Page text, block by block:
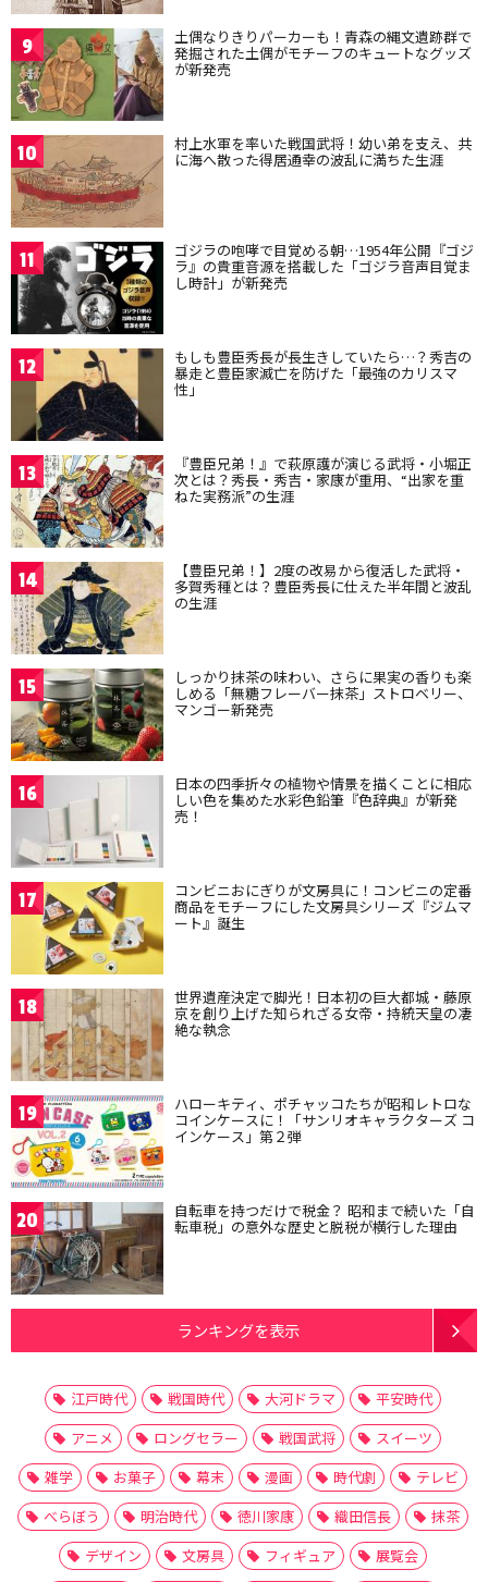
9 土偶なりきりパーカーも！青森の縄文遺跡群で
発掘された土偶がモチーフのキュートなグッズ
が新発売
10 村上水軍を率いた戦国武将！幼い弟を支え、共
に海へ散った得居通幸の波乱に満ちた生涯
11 ゴジラの咆哮で目覚める朝…1954年公開『ゴジ
ラ』の貴重音源を搭載した「ゴジラ音声目覚ま
し時計」が新発売
12 もしも豊臣秀長が長生きしていたら…？秀吉の
暴走と豊臣家滅亡を防げた「最強のカリスマ
性」
13 『豊臣兄弟！』で萩原護が演じる武将・小堀正
次とは？秀長・秀吉・家康が重用、“出家を重
ねた実務派”の生涯
14 【豊臣兄弟！】2度の改易から復活した武将・
多賀秀種とは？豊臣秀長に仕えた半年間と波乱
の生涯
15 しっかり抹茶の味わい、さらに果実の香りも楽
しめる「無糖フレーバー抹茶」ストロベリー、
マンゴー新発売
16 日本の四季折々の植物や情景を描くことに相応
しい色を集めた水彩色鉛筆『色辞典』が新発
売！
17 コンビニおにぎりが文房具に！コンビニの定番
商品をモチーフにした文房具シリーズ『ジムマ
ート』誕生
18 世界遺産決定で脚光！日本初の巨大都城・藤原
京を創り上げた知られざる女帝・持統天皇の凄
絶な執念
19 ハローキティ、ポチャッコたちが昭和レトロな
コインケースに！「サンリオキャラクターズ コ
インケース」第２弾
20 自転車を持つだけで税金？ 昭和まで続いた「自
転車税」の意外な歴史と脱税が横行した理由
ランキングを表示
江戸時代 戦国時代 大河ドラマ
平安時代
アニメ
ロングセラー 戦国武将
スイーツ
雑学
お菓子 幕末 漫画 時代劇
テレビ
べらぼう
明治時代 徳川家康 織田信長
抹茶
デザイン
文房具 フィギュア
展覧会